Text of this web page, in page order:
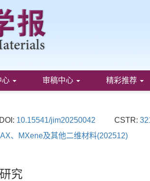
心 审稿中心 精彩推荐
DOI: 10.15541/jim20250042 CSTR:
、MXene及其他二维材料(202512)
究